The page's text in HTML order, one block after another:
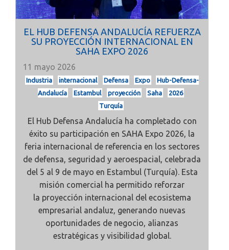
EL HUB DEFENSA ANDALUCÍA REFUERZA
SU PROYECCIÓN INTERNACIONAL EN
SAHA EXPO 2026
11 mayo 2026
Industria internacional Defensa Expo
Hub-Defensa-
Andalucía
Estambul proyección Saha
2026
Turquía
El Hub Defensa Andalucía ha completado con
éxito su participación en SAHA Expo 2026, la
feria internacional de referencia en los sectores
de defensa, seguridad y aeroespacial, celebrada
del 5 al 9 de mayo en Estambul (Turquía). Esta
misión comercial ha permitido reforzar
la proyección internacional del ecosistema
empresarial andaluz, generando nuevas
oportunidades de negocio, alianzas
estratégicas y visibilidad global.